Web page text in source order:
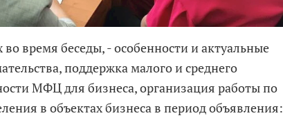
время беседы, - особенности и актуальные
поддержка малого и среднего
МФЦ для бизнеса, организация работы по
в объектах бизнеса в период объявления: